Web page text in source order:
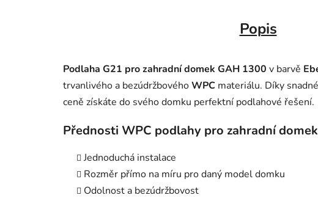
Popis
Podlaha G21 pro zahradní domek GAH 1300 v barvě
trvanlivého a bezúdržbovéhoWPC materiálu. Díky
ceně získáte do svého domku perfektní podlahové řešení.
Přednosti WPC podlahy pro zahradní domek
Jednoduchá instalace
Rozměr přímo na míru pro daný model domku
Odolnost a bezúdržbovost